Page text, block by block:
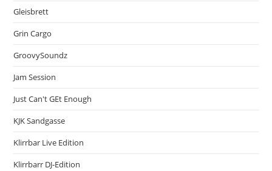
Gleisbrett
Grin Cargo
GroovySoundz
Jam Session
Just Can't GEt Enough
KJK Sandgasse
Klirrbar Live Edition
Klirrbarr DJ-Edition